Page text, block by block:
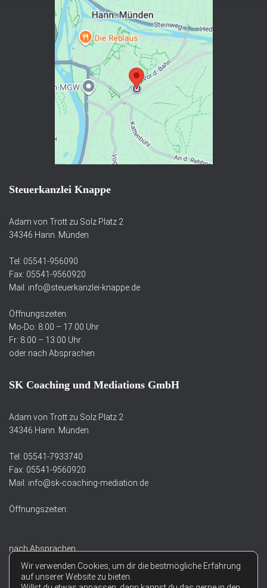
Steuerkanzlei Knappe
Adam von Trott zu Solz Platz 2
34346 Hann. Münden
Tel: 05541-956090
Fax: 05541-9560920
Mail: info@steuerkanzlei-knappe.de
Öffnungszeiten:
Mo-Do: 8.00 – 17.00 Uhr
Fr: 8.00 – 13.00 Uhr
oder nach Absprachen
SK Coaching und Mediations GmbH
Adam von Trott zu Solz Platz 2
34346 Hann. Münden
Tel: 05541-7933740
Fax: 05541-9560920
Mail: info@sk-coaching-mediation.de
Öffnungszeiten:
nach Absprachen
Wir verwenden Cookies, um dir die bestmögliche Erfahrung
auf unserer Website zu bieten.